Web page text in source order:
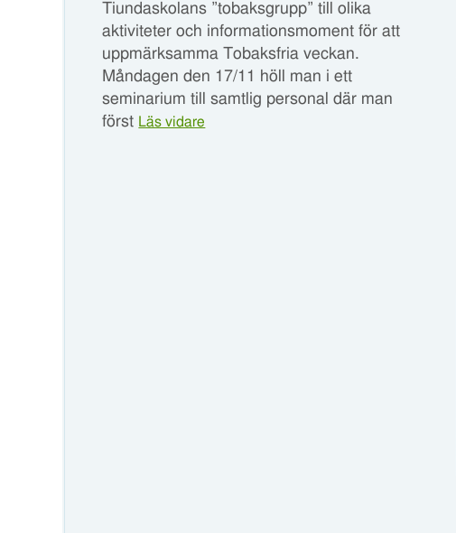
Tiundaskolans ”tobaksgrupp” till olika
aktiviteter och informationsmoment för att
uppmärksamma Tobaksfria veckan.
Måndagen den 17/11 höll man i ett
seminarium till samtlig personal där man
först Läs vidare